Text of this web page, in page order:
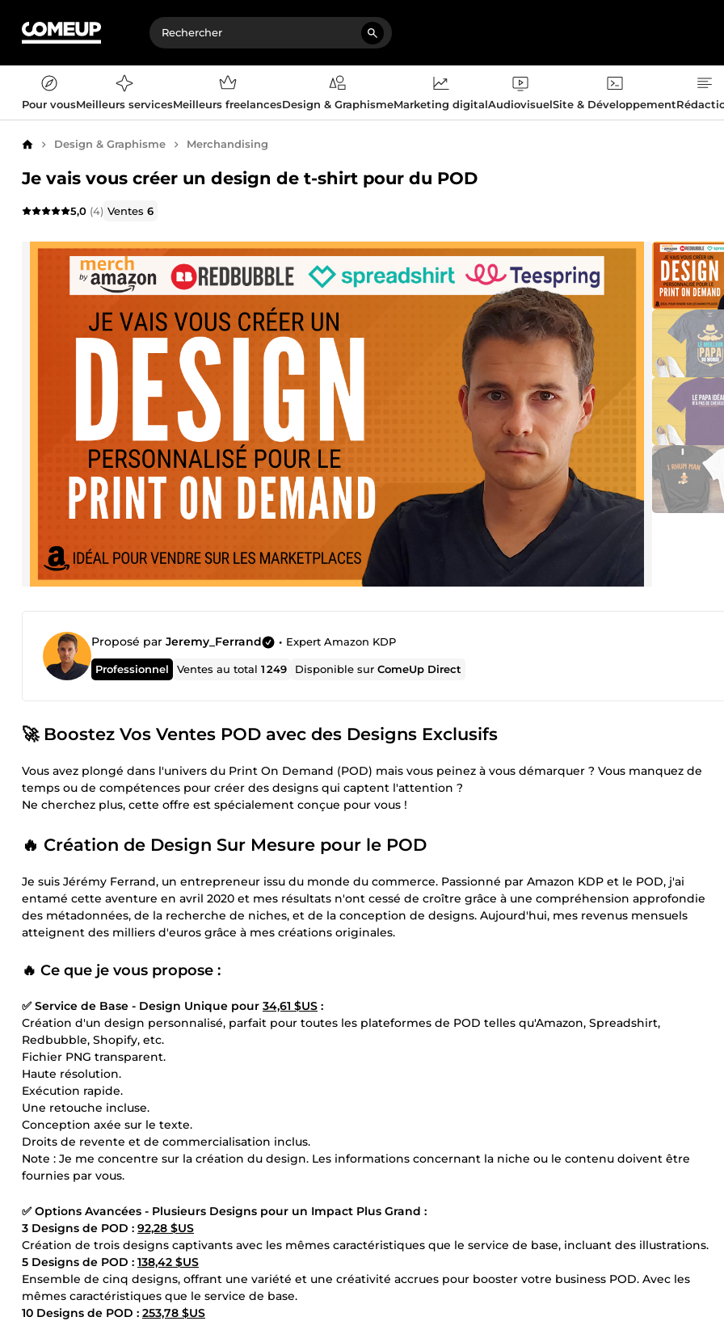
Pour vousMeilleurs servicesMeilleurs freelancesDesign & GraphismeMarketing digitalAudiovisuelSite & Développement
AccueilDesign & Graphisme Merchandising
Je vais vous créer un design de t-shirt pour du POD
5,0 (4) Ventes6
Proposé par Jeremy_Ferrand • Expert Amazon KDP
Professionnel Ventes au total1 249 Disponible surComeUp Direct
🚀 Boostez Vos Ventes POD avec des Designs Exclusifs
Vous avez plongé dans l'univers du Print On Demand (POD) mais vous peinez à vous démarquer ? Vous manquez de
temps ou de compétences pour créer des designs qui captent l'attention ?
Ne cherchez plus, cette offre est spécialement conçue pour vous !
🔥 Création de Design Sur Mesure pour le POD
Je suis Jérémy Ferrand, un entrepreneur issu du monde du commerce. Passionné par Amazon KDP et le POD, j'ai
entamé cette aventure en avril 2020 et mes résultats n'ont cessé de croître grâce à une compréhension approfondie
des métadonnées, de la recherche de niches, et de la conception de designs. Aujourd'hui, mes revenus mensuels
atteignent des milliers d'euros grâce à mes créations originales.
🔥 Ce que je vous propose :
✅ Service de Base - Design Unique pour 34,61 $US :
Création d'un design personnalisé, parfait pour toutes les plateformes de POD telles qu'Amazon, Spreadshirt,
Redbubble, Shopify, etc.
Fichier PNG transparent.
Haute résolution.
Exécution rapide.
Une retouche incluse.
Conception axée sur le texte.
Droits de revente et de commercialisation inclus.
Note : Je me concentre sur la création du design. Les informations concernant la niche ou le contenu doivent être
fournies par vous.
✅ Options Avancées - Plusieurs Designs pour un Impact Plus Grand :
3 Designs de POD : 92,28 $US
Création de trois designs captivants avec les mêmes caractéristiques que le service de base, incluant des illustrations.
5 Designs de POD : 138,42 $US
Ensemble de cinq designs, offrant une variété et une créativité accrues pour booster votre business POD. Avec les
mêmes caractéristiques que le service de base.
10 Designs de POD : 253,78 $US